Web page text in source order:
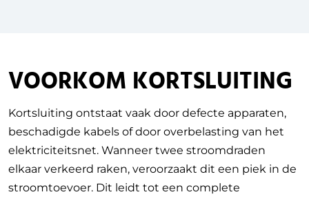
VOORKOM KORTSLUITING
Kortsluiting ontstaat vaak door defecte apparaten,
beschadigde kabels of door overbelasting van het
elektriciteitsnet. Wanneer twee stroomdraden
elkaar verkeerd raken, veroorzaakt dit een piek in de
stroomtoevoer. Dit leidt tot een complete